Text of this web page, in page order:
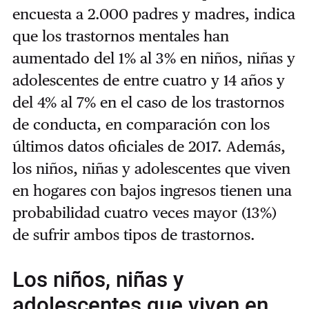
encuesta a 2.000 padres y madres, indica
que los trastornos mentales han
aumentado del 1% al 3% en niños, niñas y
adolescentes de entre cuatro y 14 años y
del 4% al 7% en el caso de los trastornos
de conducta, en comparación con los
últimos datos oficiales de 2017. Además,
los niños, niñas y adolescentes que viven
en hogares con bajos ingresos tienen una
probabilidad cuatro veces mayor (13%)
de sufrir ambos tipos de trastornos.
Los niños, niñas y